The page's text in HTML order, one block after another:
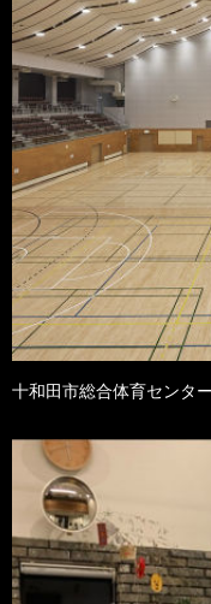
十和田市総合体育センター